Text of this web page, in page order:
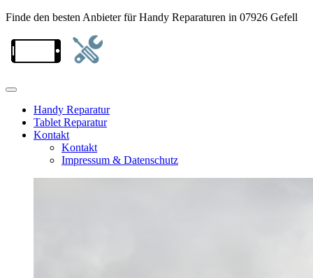
Finde den besten Anbieter für Handy Reparaturen in 07926 Gefell
Handy Reparatur
Tablet Reparatur
Kontakt
Kontakt
Impressum & Datenschutz